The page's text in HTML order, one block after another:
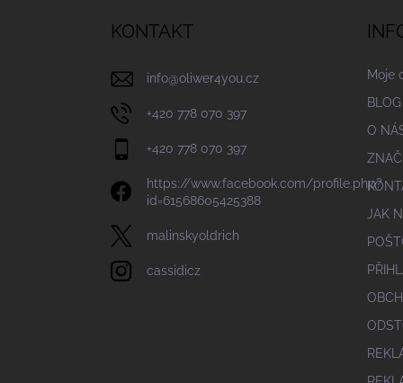
KONTAKT
info@oliwer4you.cz
+420 778 070 397
+420 778 070 397
https://www.facebook.com/profile.php?
id=61568605425388
malinskyoldrich
cassidicz
Moje
BLOG
O
JAK